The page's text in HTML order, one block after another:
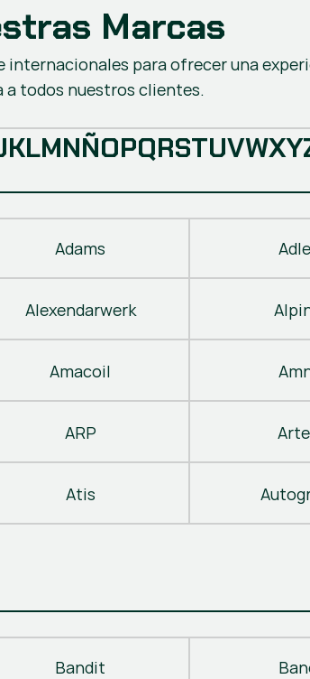
Marcas
para ofrecer una
a todos nuestros clientes.
KLMNÑOPQRSTUVWXY
Adams
Alexendarwerk
Amacoil
ARP
Atis
Bandit